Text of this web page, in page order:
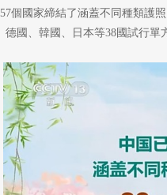
個國家締結了涵蓋不同種類護
德國、韓國、日本等38國試行單